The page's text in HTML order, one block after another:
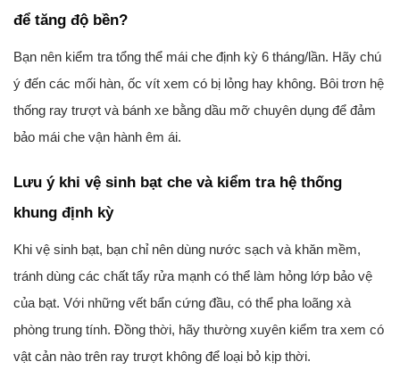
để tăng độ bền?
Bạn nên kiểm tra tổng thể mái che định kỳ 6 tháng/lần. Hãy chú
ý đến các mối hàn, ốc vít xem có bị lỏng hay không. Bôi trơn hệ
thống ray trượt và bánh xe bằng dầu mỡ chuyên dụng để đảm
bảo mái che vận hành êm ái.
Lưu ý khi vệ sinh bạt che và kiểm tra hệ thống
khung định kỳ
Khi vệ sinh bạt, bạn chỉ nên dùng nước sạch và khăn mềm,
tránh dùng các chất tẩy rửa mạnh có thể làm hỏng lớp bảo vệ
của bạt. Với những vết bẩn cứng đầu, có thể pha loãng xà
phòng trung tính. Đồng thời, hãy thường xuyên kiểm tra xem có
vật cản nào trên ray trượt không để loại bỏ kịp thời.